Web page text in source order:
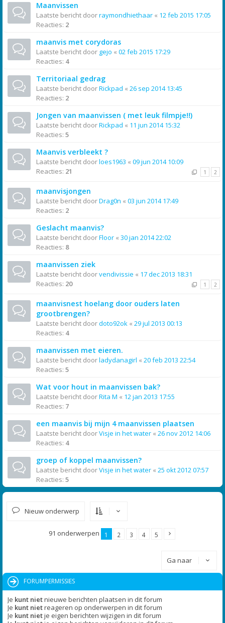
Maanvissen
Laatste bericht doorraymondhiethaar « 12 feb 2015 17:05
Reacties: 2
maanvis met corydoras
Laatste bericht door gejo « 02 feb 2015 17:29
Reacties: 4
Territoriaal gedrag
Laatste bericht doorRickpad « 26 sep 2014 13:45
Reacties: 2
Jongen van maanvissen ( met leuk filmpje!!)
Laatste bericht doorRickpad « 11 jun 2014 15:32
Reacties: 5
Maanvis verbleekt ?
Laatste bericht doorloes1963 « 09 jun 2014 10:09
Reacties: 21 1 2
maanvisjongen
Laatste bericht doorDrag0n « 03 jun 2014 17:49
Reacties: 2
Geslacht maanvis?
Laatste bericht doorFloor « 30 jan 2014 22:02
Reacties: 8
maanvissen ziek
Laatste bericht doorvendivissie « 17 dec 2013 18:31
Reacties: 20 1 2
maanvisnest hoelang door ouders laten
grootbrengen?
Laatste bericht doordoto92ok « 29 jul 2013 00:13
Reacties: 4
maanvissen met eieren.
Laatste bericht doorladydanagirl « 20 feb 2013 22:54
Reacties: 5
Wat voor hout in maanvissen bak?
Laatste bericht doorRita M « 12 jan 2013 17:55
Reacties: 7
een maanvis bij mijn 4 maanvissen plaatsen
Laatste bericht doorVisje in het water « 26 nov 2012 14:06
Reacties: 4
groep of koppel maanvissen?
Laatste bericht doorVisje in het water « 25 okt 2012 07:57
Reacties: 5
Nieuw onderwerp
91 onderwerpen 1 2 3 4 5
Ga naar
FORUMPERMISSIES
Je kunt nietnieuwe berichten plaatsen in dit forum
Je kunt nietreageren op onderwerpen in dit forum
Je kunt nietje eigen berichten wijzigen in dit forum